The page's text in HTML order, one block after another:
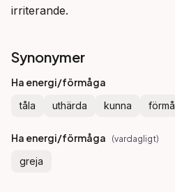
irriterande.
Synonymer
Ha energi/förmåga
tåla uthärda kunna förmå
Ha energi/förmåga (vardagligt)
greja